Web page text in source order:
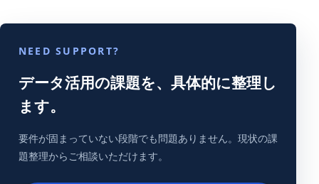
NEED SUPPORT?
データ活用の課題を、具体的に整理し
ます。
要件が固まっていない段階でも問題ありません。現状の課
題整理からご相談いただけます。